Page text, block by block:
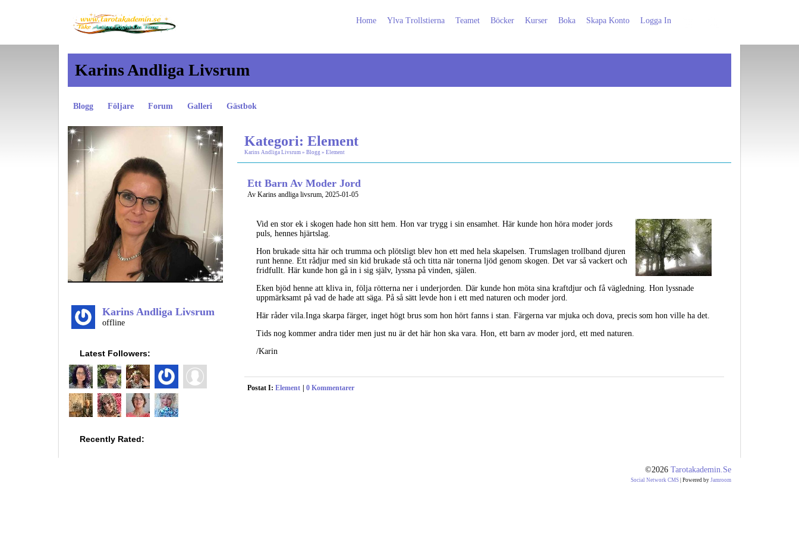
Home Ylva Trollstierna Teamet Böcker Kurser Boka Skapa Konto Logga In
Karins Andliga Livsrum
Blogg Följare Forum Galleri Gästbok
Karins Andliga Livsrum
offline
Latest Followers:
Recently Rated:
Kategori: Element
Karins Andliga Livsrum » Blogg » Element
Ett Barn Av Moder Jord
Av Karins andliga livsrum, 2025-01-05
Vid en stor ek i skogen hade hon sitt hem. Hon var trygg i sin ensamhet. Här kunde hon höra moder jords
puls, hennes hjärtslag.
Hon brukade sitta här och trumma och plötsligt blev hon ett med hela skapelsen. Trumslagen trollband djuren
runt henne. Ett rådjur med sin kid brukade stå och titta när tonerna ljöd genom skogen. Det var så vackert och
fridfullt. Här kunde hon gå in i sig själv, lyssna på vinden, själen.
Eken bjöd henne att kliva in, följa rötterna ner i underjorden. Där kunde hon möta sina kraftdjur och få vägledning. Hon lyssnade
uppmärksamt på vad de hade att säga. På så sätt levde hon i ett med naturen och moder jord.
Här råder vila.Inga skarpa färger, inget högt brus som hon hört fanns i stan. Färgerna var mjuka och dova, precis som hon ville ha det.
Tids nog kommer andra tider men just nu är det här hon ska vara. Hon, ett barn av moder jord, ett med naturen.
/Karin
Postat I: Element 0 Kommentarer
©2026 Tarotakademin.se
Social Network CMS | Powered by Jamroom